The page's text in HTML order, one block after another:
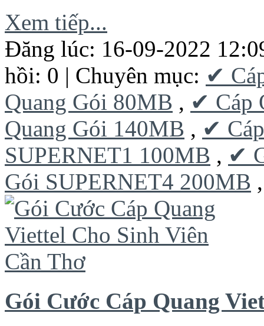
Xem tiếp...
Đăng lúc: 16-09-2022
hồi: 0 | Chuyên mục: ✔
Quang Gói 80MB , ✔ Cáp
Quang Gói 140MB , ✔
SUPERNET1 100MB , ✔
Gói SUPERNET4 200MB
Gói Cước Cáp Quang